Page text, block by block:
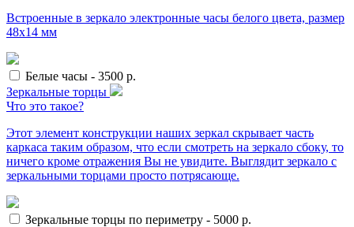
Встроенные в зеркало электронные часы белого цвета, размер
48х14 мм
Белые часы - 3500 р.
Зеркальные торцы
Что это такое?
Этот элемент конструкции наших зеркал скрывает часть
каркаса таким образом, что если смотреть на зеркало сбоку, то
ничего кроме отражения Вы не увидите. Выглядит зеркало с
зеркальными торцами просто потрясающе.
Зеркальные торцы по периметру - 5000 р.